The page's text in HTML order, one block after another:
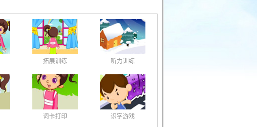
拓展训练 听力训练
词卡打印 识字游戏